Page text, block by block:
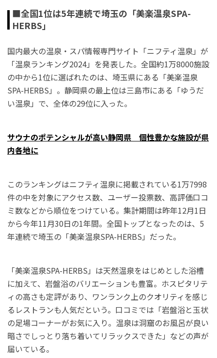
■全国1位は5年連続で埼玉の「美楽温泉SPA-
HERBS」
国内最大の温泉・スパ情報専門サイト「ニフティ温泉」が
「温泉ランキング2024」を発表した。全国約1万8000施設
の中から1位に選ばれたのは、埼玉県にある「美楽温泉
SPA-HERBS」。静岡県の最上位は三島市にある「ゆうだ
い温泉」で、全体の29位に入った。
サウナのポテンシャルが高い静岡県 個性豊かな施設が県
内各地に
このランキングはニフティ温泉に掲載されている1万7998
件の中を対象にアクセス数、ユーザー投票数、高評価口コ
ミ数などから順位をつけている。集計期間は昨年12月1日
から今年11月30日の1年間。全国トップとなったのは、5
年連続で埼玉の「美楽温泉SPA-HERBS」だった。
「美楽温泉SPA-HERBS」は天然温泉をはじめとした浴槽
に加えて、岩盤浴のバリエーションも豊富。ホスピタリテ
ィの高さも定評があり、ワンランク上のクオリティを感じ
るレストランも人気だという。口コミでは「岩盤浴と玉状
の足場コーナーがお気に入り。温泉は洞窟のお風呂が良い
暗さでしっとり落ち着いてリラックスできた」などの声が
届いている。